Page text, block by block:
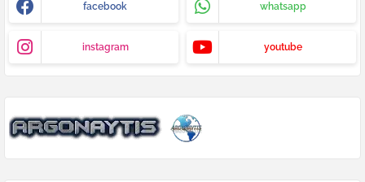
facebook whatsapp
instagram youtube